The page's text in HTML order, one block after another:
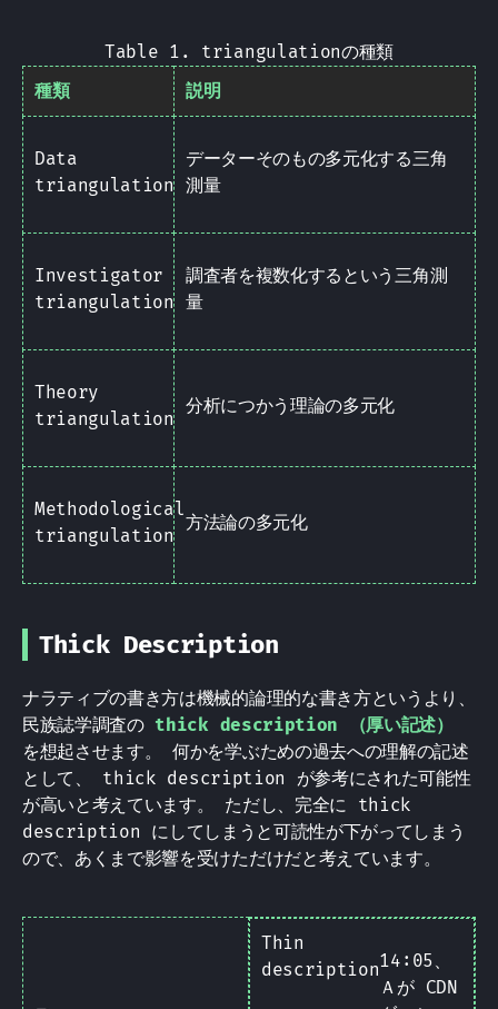
Table 1. triangulationの種類
種類
説明
Data
triangulation
データーそのもの多元化する三角
測量
Investigator
triangulation
調査者を複数化するという三角測
量
Theory
triangulation
分析につかう理論の多元化
Methodological
triangulation
方法論の多元化
Thick Description
ナラティブの書き方は機械的論理的な書き方というより、
民族誌学調査の thick description （厚い記述）
を想起させます。 何かを学ぶための過去への理解の記述
として、 thick description が参考にされた可能性
が高いと考えています。 ただし、完全に thick
description にしてしまうと可読性が下がってしまう
ので、あくまで影響を受けただけだと考えています。
Thin
description14:05、
Ａが CDN